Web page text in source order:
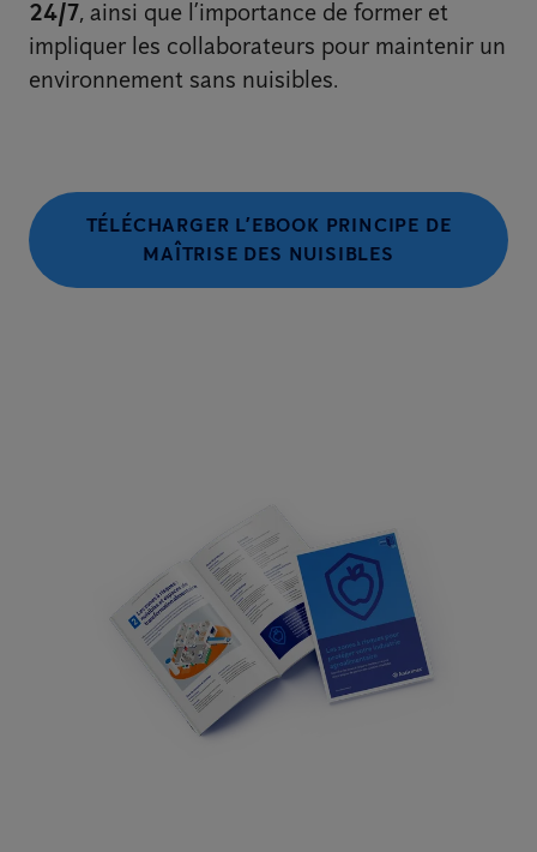
24/7, ainsi que l’importance de former et
impliquer les collaborateurs pour maintenir un
environnement sans nuisibles.
TÉLÉCHARGER L’EBOOK PRINCIPE DE
MAÎTRISE DES NUISIBLES